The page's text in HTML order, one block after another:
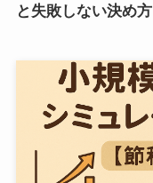
と失敗しない決め方